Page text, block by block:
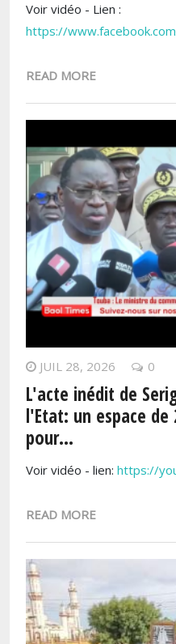
Voir vidéo - Lien :
https://
READ MORE
JUIL 28, 2026 0
L'acte inédit de
l'Etat: un espace
pour...
Voir vidéo - lien: https://
READ MORE